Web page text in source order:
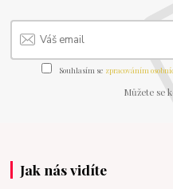
Souhlasím se zpracováním
Můžete se
Jak nás vidíte